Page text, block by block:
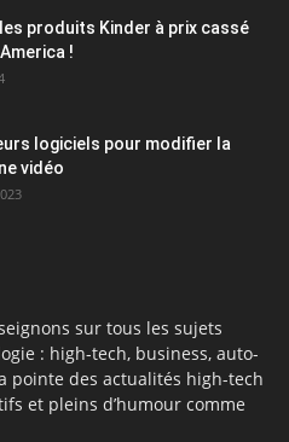
produits Kinder à prix cassé
!
logiciels pour modifier la
vidéo
sur tous les sujets
: high-tech, business, auto-
pointe des actualités high-tech
et pleins d’humour comme